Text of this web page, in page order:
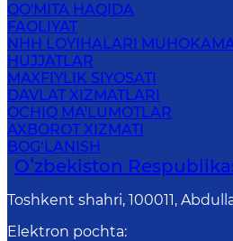
QO'MITA HAQIDA
FAOLIYAT
NHH LOYIHALARI
HUJJATLAR
MAXFIYLIK SIYOSATI
DAVLAT XIZMATLARI
OCHIQ MA'LUMOTLAR
AXBOROT XIZMATI
BOG‘LANISH
Oʻzbekiston
Toshkent shahri, 100011,
Elektron pochta: